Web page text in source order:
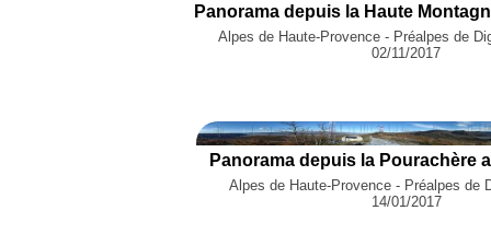
Alpes de Haute-Provence - Préalpes de
02/11/2017
Panorama depuis la Pourachère
Alpes de Haute-Provence - Préalpes de
14/01/2017